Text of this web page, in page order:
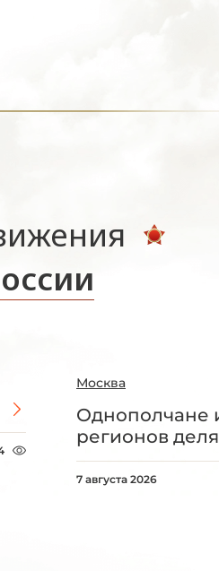
Москва
Однополчане
регионов
7 августа 2026